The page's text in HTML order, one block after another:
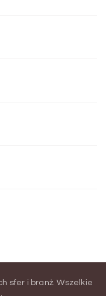
sfer i branż. Wszelkie